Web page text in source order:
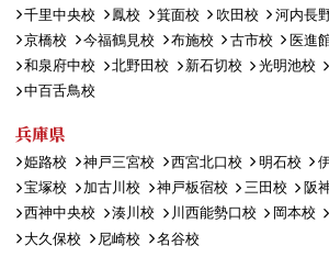
千里中央校
鳳校 箕面校 吹田校 河内長
京橋校
今福鶴見校 布施校 古市校 医進
和泉府中校
北野田校 新石切校 光明池校
中百舌鳥校
兵庫県
姫路校 神戸三宮校 西宮北口校 明石校
宝塚校
加古川校 神戸板宿校 三田校
阪
西神中央校
湊川校 川西能勢口校 岡本校
大久保校
尼崎校 名谷校